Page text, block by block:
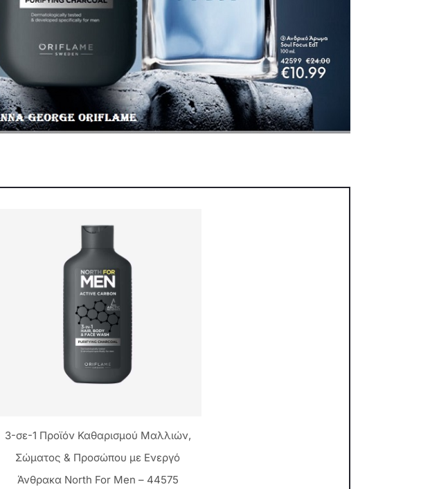
3-σε-1 Προϊόν Καθαρισμού Μαλλιών,
Σώματος & Προσώπου με Ενεργό
Άνθρακα North For Men – 44575